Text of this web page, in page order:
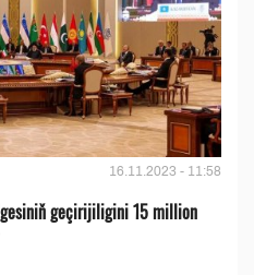
16.11.2023 - 11:58
geçirijiligini 15 million